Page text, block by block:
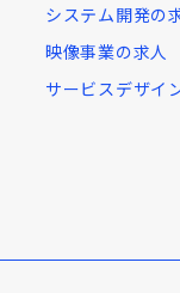
システム開発の
映像事業の求人
サービスデザイ